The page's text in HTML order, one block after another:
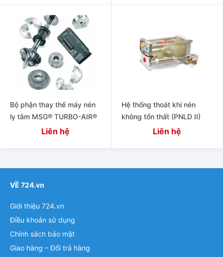
Bộ phận thay thế máy nén
ly tâm MSG® TURBO-AIR®
Liên hệ
Hệ thống thoát khí nén
không tổn thất (PNLD II)
Liên hệ
VỀ 724.vn
Giới thiệu 724.vn
Điều khoản sử dụng
Chính sách bảo mật
Giao hàng – Đổi trả hàng